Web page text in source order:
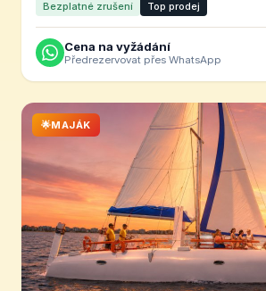
Bezplatné zrušení Top prodej
Cena na vyžádání
Předrezervovat přes WhatsApp
🌟MAJÁK